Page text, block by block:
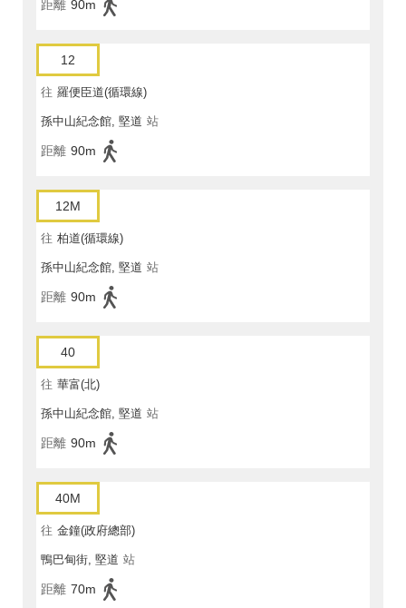
距離 90m
12
往 羅便臣道(循環線)
孫中山紀念館, 堅道 站
距離 90m
12M
往 柏道(循環線)
孫中山紀念館, 堅道 站
距離 90m
40
往 華富(北)
孫中山紀念館, 堅道 站
距離 90m
40M
往 金鐘(政府總部)
鴨巴甸街, 堅道 站
距離 70m